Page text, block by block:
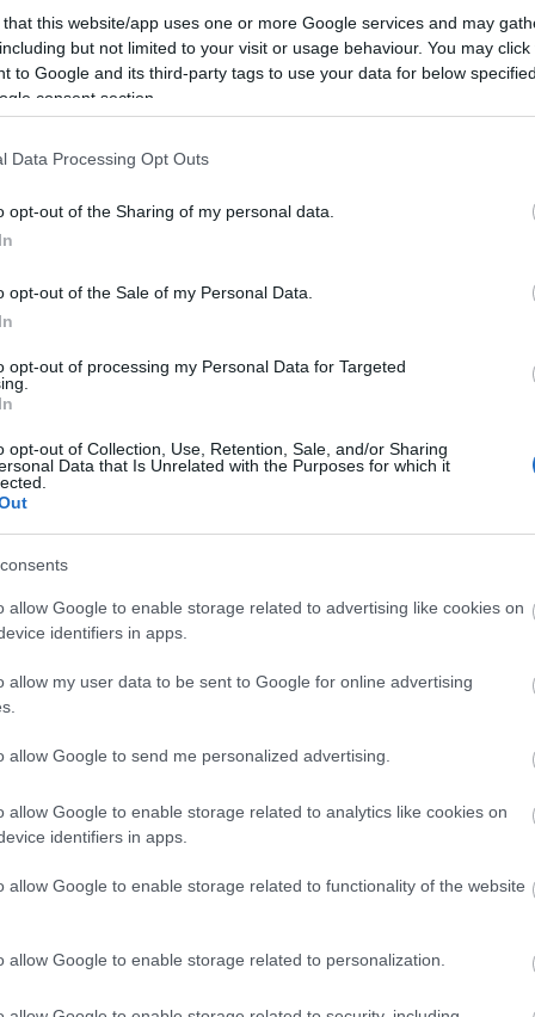
that this website/app uses one or more Google services and may
but not limited to your visit or usage behaviour. You may
to Google and its third-party tags to use your data for below
consent section.
Data Processing Opt Outs
opt-out of the Sharing of my personal data.
opt-out of the Sale of my Personal Data.
opt-out of processing my Personal Data for Targeted
opt-out of Collection, Use, Retention, Sale, and/or Sharing
Data that Is Unrelated with the Purposes for which it
allow Google to enable storage related to advertising like cookies on
identifiers in apps.
allow my user data to be sent to Google for online advertising
allow Google to send me personalized advertising.
allow Google to enable storage related to analytics like cookies on
identifiers in apps.
allow Google to enable storage related to functionality of the website
allow Google to enable storage related to personalization.
szánt workshopunkat. A kerek évfordulón
megkérdeztem Szarka Klárát, a ...
2017. május 17. írta: Mafot
Konferenciaprogram
Társaság közös gondolkodásra hívta a
2016. október 23. írta:Mafot
figyelmet. Nemcsak kutatóknak.
1956. ...
Tovább
Szólj hozzá!
Gerda
Klösz
Múzeum
Pest